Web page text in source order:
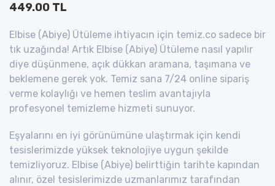
449.00 TL
Elbise (Abiye) Ütüleme ihtiyacın için temiz.co sadece bir
tık uzağında! Artık Elbise (Abiye) Ütüleme nasıl yapılır
diye düşünmene, açık dükkan aramana, taşımana ve
beklemene gerek yok. Temiz sana 7/24 online sipariş
verme kolaylığı ve hemen teslim avantajıyla
profesyonel temizleme hizmeti sunuyor.
Eşyalarını en iyi görünümüne ulaştırmak için kendi
tesislerimizde yüksek teknolojiye uygun şekilde
temizliyoruz. Elbise (Abiye) belirttiğin tarihte kapından
alınır, özel tesislerimizde uzmanlarımız tarafından